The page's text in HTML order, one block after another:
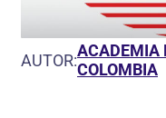
AUTOR:ACADEMIA
COLOMBIA